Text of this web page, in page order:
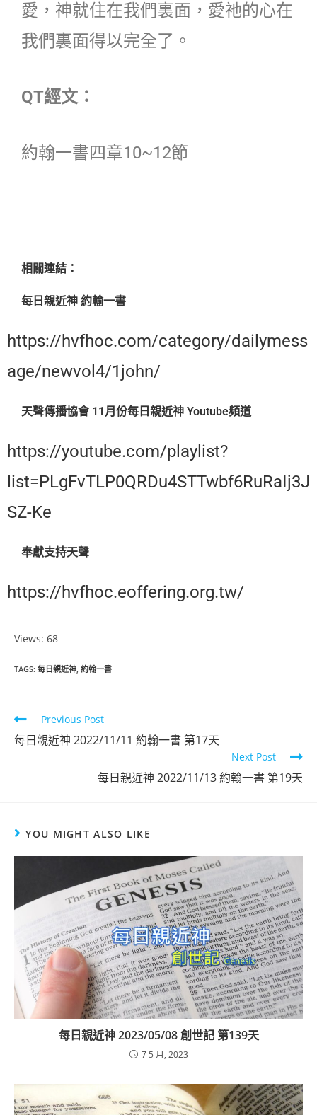
愛，神就住在我們裏面，愛祂的心在
我們裏面得以完全了。
QT經文：
約翰一書四章10~12節
相關連結：
每日親近神 約輸一書
https://hvfhoc.com/category/dailymess
age/newvol4/1john/
天聲傳播協會 11月份每日親近神 Youtube頻道
https://youtube.com/playlist?
list=PLgFvTLP0QRDu4STTwbf6RuRaIj3J
SZ-Ke
奉獻支持天聲
https://hvfhoc.eoffering.org.tw/
Views: 68
TAGS: 每日親近神, 約翰一書
Previous Post
每日親近神 2022/11/11 約翰一書 第17天
Next Post
每日親近神 2022/11/13 約翰一書 第19天
YOU MIGHT ALSO LIKE
每日親近神 2023/05/08 創世記 第139天
7 5 月, 2023